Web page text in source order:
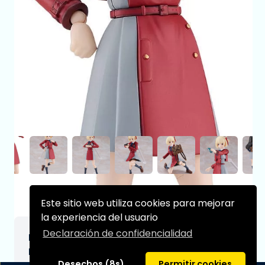
Este sitio web utiliza cookies para mejorar
la experiencia del usuario
Declaración de confidencialidad
Lycoris Recoil Maqueta PLAMATEA Chisato
Nishikigi 15 cm